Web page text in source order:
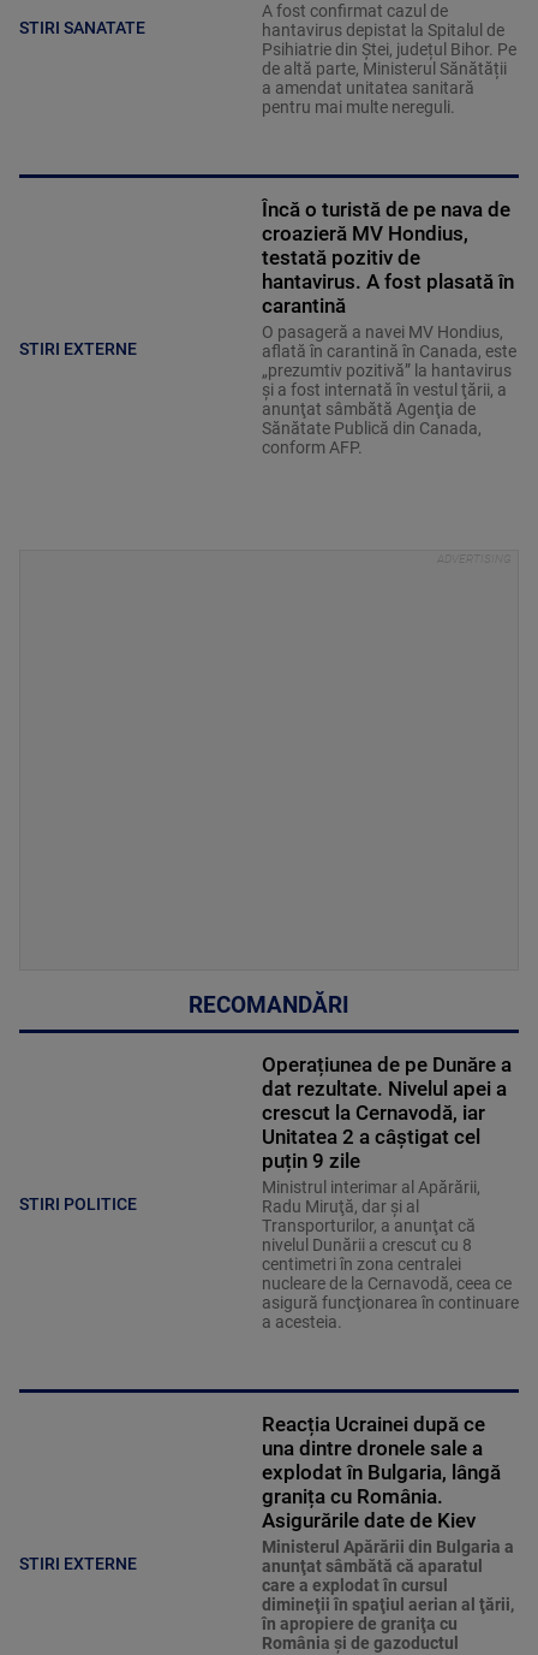
STIRI SANATATE
A fost confirmat cazul de
hantavirus depistat la Spitalul de
Psihiatrie din Ștei, județul Bihor. Pe
de altă parte, Ministerul Sănătății
a amendat unitatea sanitară
pentru mai multe nereguli.
STIRI EXTERNE
Încă o turistă de pe nava de
croazieră MV Hondius,
testată pozitiv de
hantavirus. A fost plasată în
carantină
O pasageră a navei MV Hondius,
aflată în carantină în Canada, este
„prezumtiv pozitivă” la hantavirus
şi a fost internată în vestul ţării, a
anunţat sâmbătă Agenţia de
Sănătate Publică din Canada,
conform AFP.
RECOMANDĂRI
STIRI POLITICE
Operațiunea de pe Dunăre a
dat rezultate. Nivelul apei a
crescut la Cernavodă, iar
Unitatea 2 a câștigat cel
puțin 9 zile
Ministrul interimar al Apărării,
Radu Miruţă, dar şi al
Transporturilor, a anunţat că
nivelul Dunării a crescut cu 8
centimetri în zona centralei
nucleare de la Cernavodă, ceea ce
asigură funcţionarea în continuare
a acesteia.
STIRI EXTERNE
Reacția Ucrainei după ce
una dintre dronele sale a
explodat în Bulgaria, lângă
granița cu România.
Asigurările date de Kiev
Ministerul Apărării din Bulgaria a
anunţat sâmbătă că aparatul
care a explodat în cursul
dimineţii în spaţiul aerian al ţării,
în apropiere de graniţa cu
România şi de gazoductul